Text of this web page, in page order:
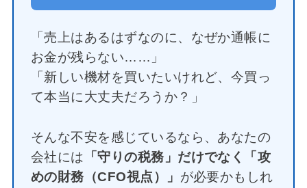
「売上はあるはずなのに、なぜか通帳に
お金が残らない……」
「新しい機材を買いたいけれど、今買っ
て本当に大丈夫だろうか？」
そんな不安を感じているなら、あなたの
会社には 「守りの税務」だけでなく「攻
めの財務（CFO視点）」 が必要かもしれ